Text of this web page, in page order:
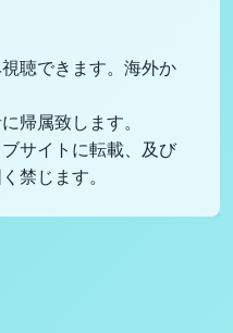
聴できます。海外か
帰属致します。
サイトに転載、及び
禁じます。